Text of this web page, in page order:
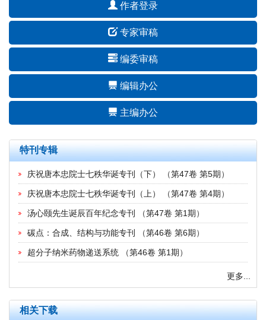
作者登录
专家审稿
编委审稿
编辑办公
主编办公
特刊专辑
庆祝唐本忠院士七秩华诞专刊（下） （第47卷 第5期）
庆祝唐本忠院士七秩华诞专刊（上） （第47卷 第4期）
汤心颐先生诞辰百年纪念专刊 （第47卷 第1期）
碳点：合成、结构与功能专刊 （第46卷 第6期）
超分子纳米药物递送系统 （第46卷 第1期）
更多...
相关下载